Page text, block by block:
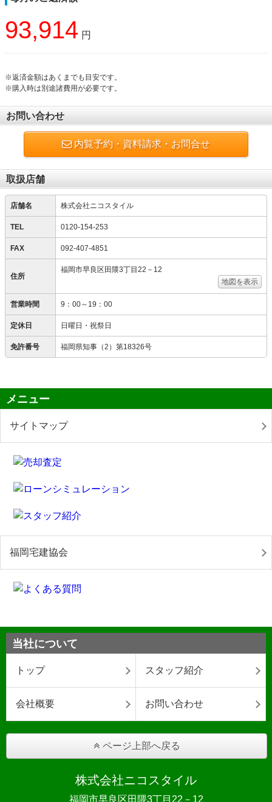
93,914 円
※返済金額はあくまでも目安です。
※購入時は別途諸費用が必要です。
お問い合わせ
内覧予約・資料請求・お問合せ
取扱店舗
店舗名 株式会社ニコスタイル
TEL 0120-154-253
FAX 092-407-4851
住所
福岡市早良区田隈3丁目22－12
地図を表示
営業時間 9：00～19：00
定休日 日曜日・祝祭日
免許番号 福岡県知事（2）第18326号
メニュー
サイトマップ
福岡宅建協会
当社について
トップ スタッフ紹介
会社概要 お問い合わせ
ページ上部へ戻る
株式会社ニコスタイル
福岡市早良区田隈3丁目22－12